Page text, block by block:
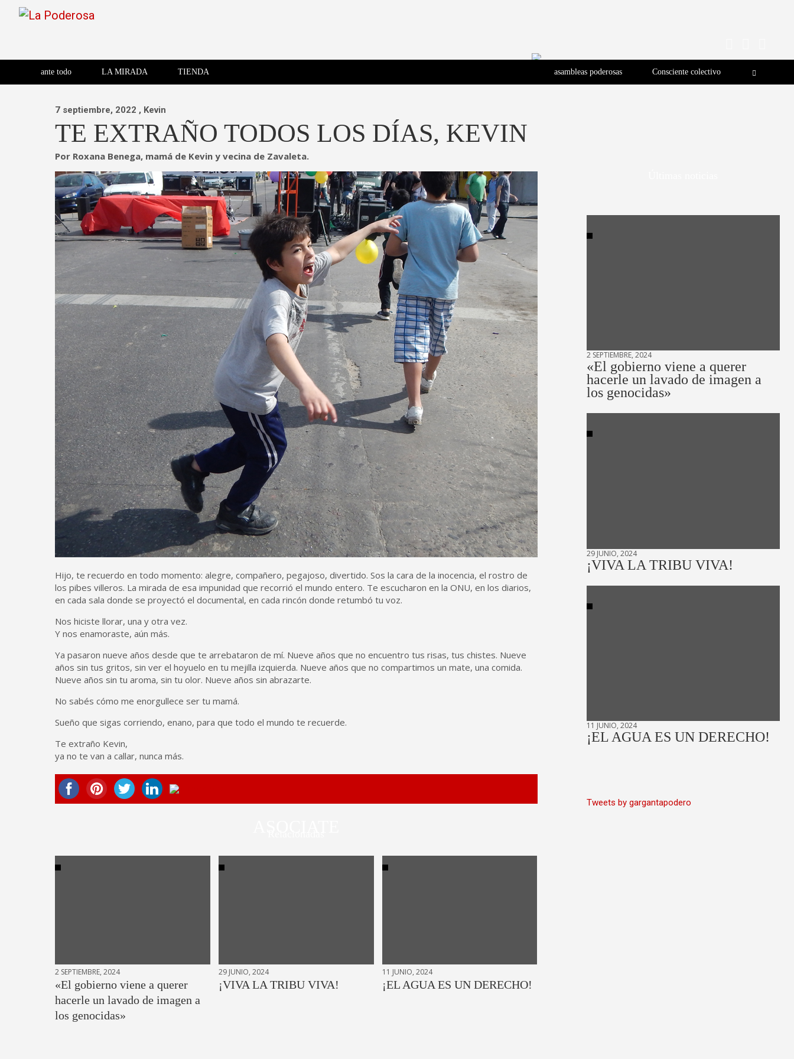
Saltar
La Poderosa
brazo literario del movimiento
La Poderosa
Revista de cultura villera, brazo literario del movimiento La Poderosa.
ante todo LA MIRADA TIENDA asambleas poderosas Consciente colectivo
7 septiembre, 2022 , Kevin
TE EXTRAÑO TODOS LOS DÍAS, KEVIN
Por Roxana Benega, mamá de Kevin y vecina de Zavaleta.
Hijo, te recuerdo en todo momento: alegre, compañero, pegajoso, divertido. Sos la cara de la inocencia, el rostro de
los pibes villeros. La mirada de esa impunidad que recorrió el mundo entero. Te escucharon en la ONU, en los diarios,
en cada sala donde se proyectó el documental, en cada rincón donde retumbó tu voz.
Nos hiciste llorar, una y otra vez.
Y nos enamoraste, aún más.
Ya pasaron nueve años desde que te arrebataron de mí. Nueve años que no encuentro tus risas, tus chistes. Nueve
años sin tus gritos, sin ver el hoyuelo en tu mejilla izquierda. Nueve años que no compartimos un mate, una comida.
Nueve años sin tu aroma, sin tu olor. Nueve años sin abrazarte.
No sabés cómo me enorgullece ser tu mamá.
Sueño que sigas corriendo, enano, para que todo el mundo te recuerde.
Te extraño Kevin,
ya no te van a callar, nunca más.
2 SEPTIEMBRE, 2024
«El gobierno viene a querer
hacerle un lavado de imagen a
los genocidas»
29 JUNIO, 2024
¡VIVA LA TRIBU VIVA!
11 JUNIO, 2024
¡EL AGUA ES UN DERECHO!
2 SEPTIEMBRE, 2024
«El gobierno viene a querer
hacerle un lavado de imagen a
los genocidas»
29 JUNIO, 2024
¡VIVA LA TRIBU VIVA!
11 JUNIO, 2024
¡EL AGUA ES UN DERECHO!
Tweets by gargantapodero